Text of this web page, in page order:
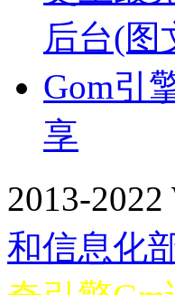
后台(图
Gom引
享
2013-
和信息化